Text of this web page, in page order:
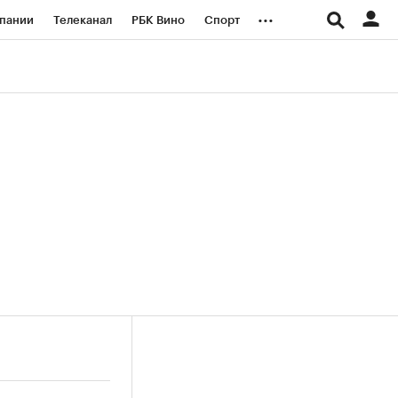
Телеканал РБК Вино Спорт ...